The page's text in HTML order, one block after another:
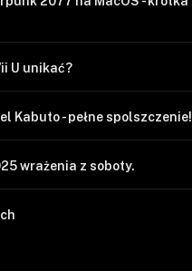
U unikać?
Kabuto - pełne spolszczenie!
wrażenia z soboty.